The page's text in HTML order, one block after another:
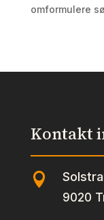
omformulere
Kontakt

9020